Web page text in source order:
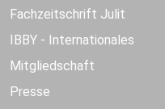
Fachzeitschrift Julit
IBBY - Internationales
Mitgliedschaft
Presse